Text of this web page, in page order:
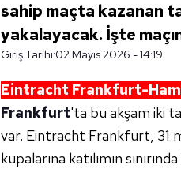
sahip maçta kazanan
yakalayacak. İşte
Giriş Tarihi:02 Mayıs 2026 - 14:19
Eintracht Frankfurt-
Frankfurt'ta bu akşam iki
var. Eintracht Frankfurt, 31
kupalarına katılımın